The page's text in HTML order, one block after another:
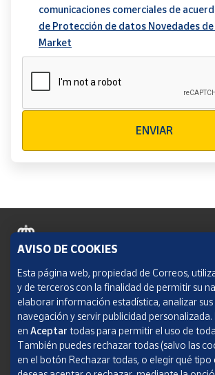
comunicaciones comerciales de
de Protección de datos Novedades
Market
ENVIAR
Política de cookies
Aviso legal
Condiciones del servicio
Política de Privacidad Web
AVISO DE COOKIES
Esta página web, propiedad de Correos,
y de terceros con la finalidad de permitir su
elaborar información estadística, analizar
navegación y servir publicidad personalizada.
en Aceptar todas para permitir el uso de
También puedes rechazar todas (salvo las
en el botón Rechazar todas, o elegir qué tipo